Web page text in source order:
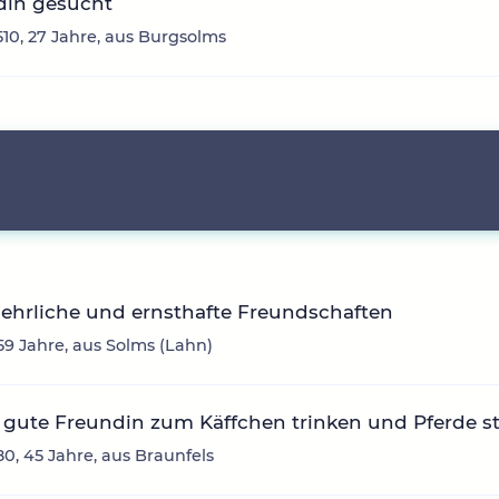
27 Jahre, aus Burgsolms
und ernsthafte Freundschaften
Jahre, aus Solms (Lahn)
gute Freundin zum Käffchen trinken und Pferde
45 Jahre, aus Braunfels